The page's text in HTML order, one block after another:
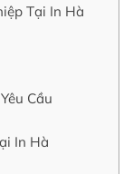
Tại In Hà
Cầu
In Hà